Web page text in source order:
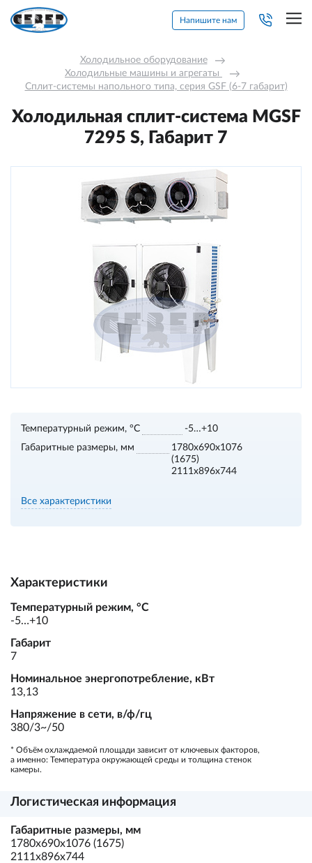
Напишите нам
Холодильное оборудование →
Холодильные машины и агрегаты →
Сплит-системы напольного типа, серия GSF (6-7 габарит)
Холодильная сплит-система МGSF
7295 S, Габарит 7
Температурный режим, °С
-5…+10
Габаритные размеры, мм
1780х690х1076
(1675)
2111х896х744
Все характеристики
Характеристики
Температурный режим, °С
-5…+10
Габарит
7
Номинальное энергопотребление, кВт
13,13
Напряжение в сети, в/ф/гц
380/3~/50
* Объём охлаждаемой площади зависит от ключевых факторов,
а именно: Температура окружающей среды и толщина стенок
камеры.
Логистическая информация
Габаритные размеры, мм
1780х690х1076 (1675)
2111х896х744